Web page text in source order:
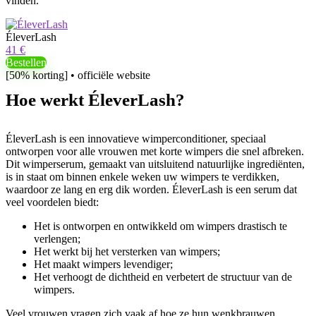
ÉleverLash
41 €
Bestellen
[50% korting] • officiële website
Hoe werkt ÉleverLash?
ÉleverLash is een innovatieve wimperconditioner, speciaal
ontworpen voor alle vrouwen met korte wimpers die snel afbreken.
Dit wimperserum, gemaakt van uitsluitend natuurlijke ingrediënten,
is in staat om binnen enkele weken uw wimpers te verdikken,
waardoor ze lang en erg dik worden. ÉleverLash is een serum dat
veel voordelen biedt:
Het is ontworpen en ontwikkeld om wimpers drastisch te
verlengen;
Het werkt bij het versterken van wimpers;
Het maakt wimpers levendiger;
Het verhoogt de dichtheid en verbetert de structuur van de
wimpers.
Veel vrouwen vragen zich vaak af hoe ze hun wenkbrauwen